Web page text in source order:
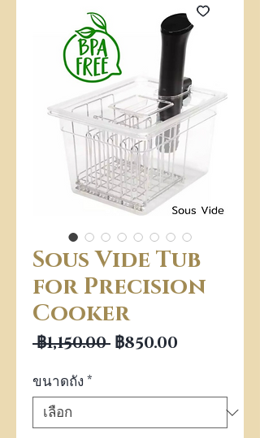
Sous Vide Tub
for Precision
Cooker
฿1,150.00 ราคาปกติ
฿850.00
ขนาดถัง *